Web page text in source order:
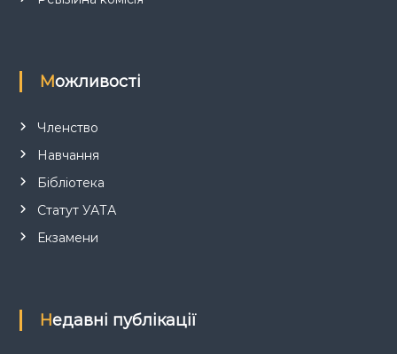
Можливості
Членство
Навчання
Бібліотека
Статут УАТА
Екзамени
Недавні публікації